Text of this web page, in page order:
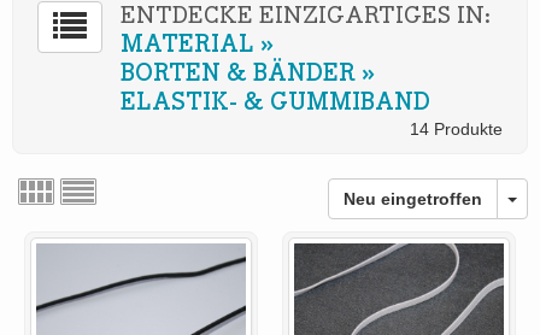
ENTDECKE EINZIGARTIGES IN:
MATERIAL »
BORTEN & BÄNDER »
ELASTIK- & GUMMIBAND
14 Produkte
Neu eingetroffen